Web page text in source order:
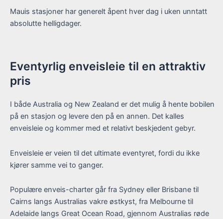
Mauis stasjoner har generelt åpent hver dag i uken unntatt
absolutte helligdager.
Eventyrlig enveisleie til en attraktiv
pris
I både Australia og New Zealand er det mulig å hente bobilen
på en stasjon og levere den på en annen. Det kalles
enveisleie og kommer med et relativt beskjedent gebyr.
Enveisleie er veien til det ultimate eventyret, fordi du ikke
kjører samme vei to ganger.
Populære enveis-charter går fra Sydney eller Brisbane til
Cairns langs Australias vakre østkyst, fra Melbourne til
Adelaide langs Great Ocean Road, gjennom Australias røde